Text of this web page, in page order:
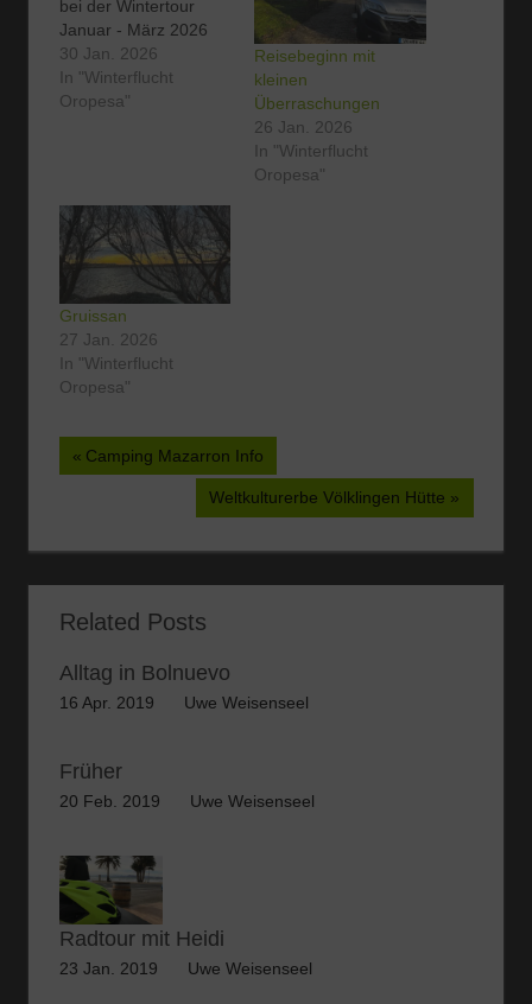
bei der Wintertour
Januar - März 2026
30 Jan. 2026
In "Winterflucht
Oropesa"
Reisebeginn mit
kleinen
Überraschungen
26 Jan. 2026
In "Winterflucht
Oropesa"
Gruissan
27 Jan. 2026
In "Winterflucht
Oropesa"
Beitragsnavigation
Vorheriger
Camping Mazarron Info
Nächster
Weltkulturerbe Völklingen Hütte
Related Posts
Alltag in Bolnuevo
16 Apr. 2019 Uwe Weisenseel
Früher
20 Feb. 2019 Uwe Weisenseel
Radtour mit Heidi
23 Jan. 2019 Uwe Weisenseel